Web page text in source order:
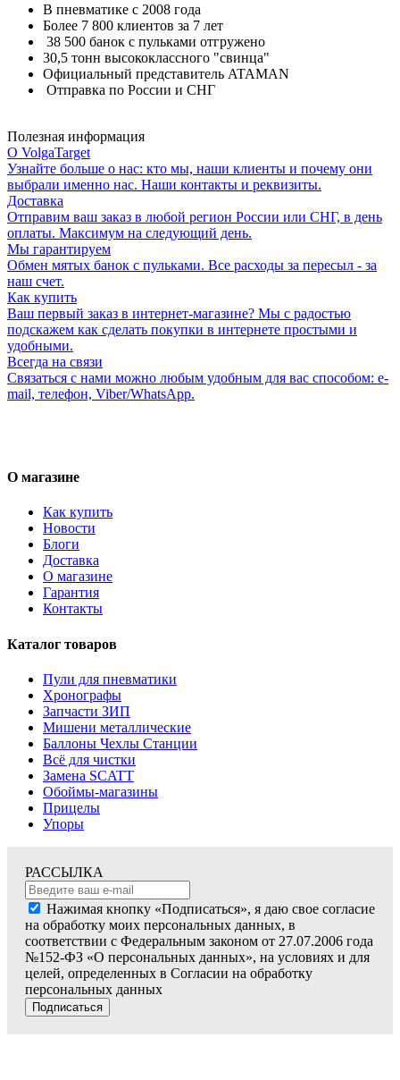
В пневматике с 2008 года
Более 7 800 клиентов за 7 лет
38 500 банок с пульками отгружено
30,5 тонн высококлассного "свинца"
Официальный представитель ATAMAN
Отправка по России и СНГ
Полезная информация
О VolgaTarget
Узнайте больше о нас: кто мы, наши клиенты и почему они
выбрали именно нас. Наши контакты и реквизиты.
Доставка
Отправим ваш заказ в любой регион России или СНГ, в день
оплаты. Максимум на следующий день.
Мы гарантируем
Обмен мятых банок с пульками. Все расходы за пересыл - за
наш счет.
Как купить
Ваш первый заказ в интернет-магазине? Мы с радостью
подскажем как сделать покупки в интернете простыми и
удобными.
Всегда на связи
Связаться с нами можно любым удобным для вас способом: e-
mail, телефон, Viber/WhatsApp.
О магазине
Как купить
Новости
Блоги
Доставка
О магазине
Гарантия
Контакты
Каталог товаров
Пули для пневматики
Хронографы
Запчасти ЗИП
Мишени металлические
Баллоны Чехлы Станции
Всё для чистки
Замена SCATT
Обоймы-магазины
Прицелы
Упоры
РАССЫЛКА
Нажимая кнопку «Подписаться», я даю свое согласие
на обработку моих персональных данных, в
соответствии с Федеральным законом от 27.07.2006 года
№152-ФЗ «О персональных данных», на условиях и для
целей, определенных в Согласии на обработку
персональных данных
Подписаться